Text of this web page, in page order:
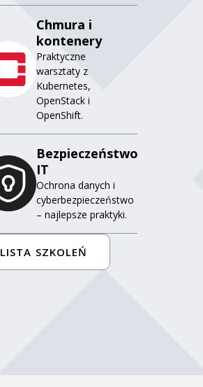
Chmura i
kontenery
Praktyczne
warsztaty z
Kubernetes,
OpenStack i
OpenShift.
Bezpieczeństwo
IT
Ochrona danych i
cyberbezpieczeństwo
– najlepsze praktyki.
LISTA SZKOLEŃ